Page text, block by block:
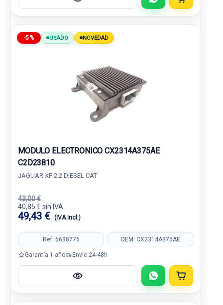
-5% USADO NOVEDAD
MODULO ELECTRONICO CX2314A375AE
C2D23810
JAGUAR XF 2.2 DIESEL CAT
43,00 €
40,85 € sin IVA.
49,43 € (IVA incl.)
Ref: 6638776 OEM: CX2314A375AE
Garantía 1 año Envío 24-48h